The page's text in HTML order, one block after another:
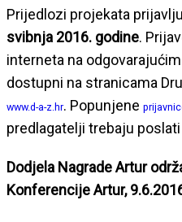
Prijedlozi projekata
svibnja 2016. godine.
interneta na
dostupni na stranicama
www.d-a-z.hr. Popunjene
predlagatelji trebaju
Dodjela Nagrade Artur
Konferencije Artur,